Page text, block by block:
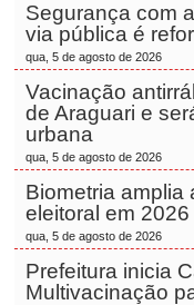
Segurança com
via pública é
qua, 5 de agosto de 2026
Vacinação
de Araguari e
urbana
qua, 5 de agosto de 2026
Biometria amplia
eleitoral em 2026
qua, 5 de agosto de 2026
Prefeitura inicia
Multivacinação